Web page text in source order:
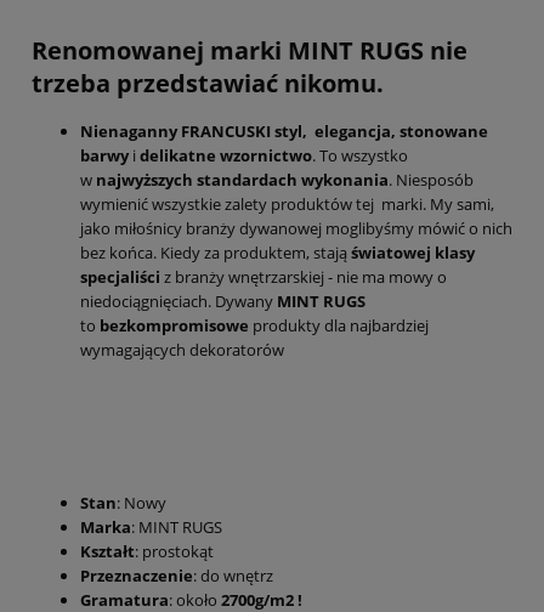
Renomowanej marki MINT RUGS nie
trzeba przedstawiać nikomu.
Nienaganny FRANCUSKI styl, elegancja, stonowane
barwyi delikatne wzornictwo. To wszystko
w najwyższych standardach wykonania. Niesposób
wymienić wszystkie zalety produktów tej marki. My sami,
jako miłośnicy branży dywanowej moglibyśmy mówić o nich
bez końca. Kiedy za produktem, stają światowej klasy
specjaliści z branży wnętrzarskiej - nie ma mowy o
niedociągnięciach. Dywany MINT RUGS
to bezkompromisowe produkty dla najbardziej
wymagających dekoratorów
Stan: Nowy
Marka: MINT RUGS
Kształt: prostokąt
Przeznaczenie: do wnętrz
Gramatura: około 2700g/m2 !